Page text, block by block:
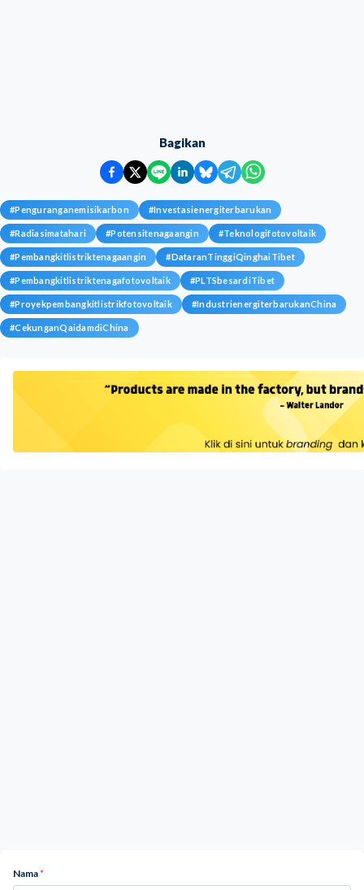
Bagikan
#Penguranganemisikarbon #Investasienergiterbarukan
#Radiasimatahari #Potensitenagaangin #Teknologifotovoltaik
#Pembangkitlistriktenagaangin #DataranTinggiQinghaiTibet
#Pembangkitlistriktenagafotovoltaik #PLTSbesardiTibet
#Proyekpembangkitlistrikfotovoltaik #IndustrienergiterbarukanChina
#CekunganQaidamdiChina
Nama*